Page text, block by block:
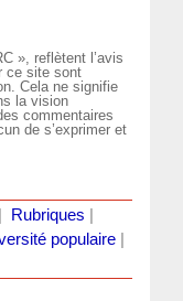
», reflètent l’avis
ce site sont
Cela ne signifie
la vision
commentaires
de s’exprimer et
Rubriques
populaire